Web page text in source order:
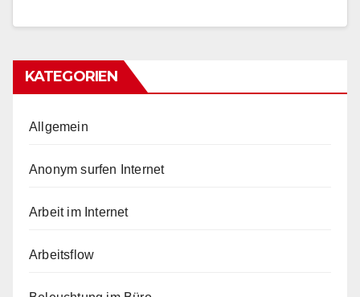
KATEGORIEN
Allgemein
Anonym surfen Internet
Arbeit im Internet
Arbeitsflow